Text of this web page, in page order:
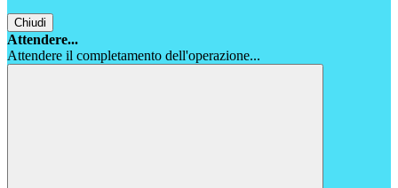
Chiudi
Attendere...
Attendere il completamento dell'operazione...